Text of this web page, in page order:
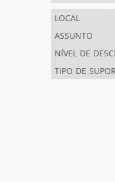
local
assunto
nível de
tipo de